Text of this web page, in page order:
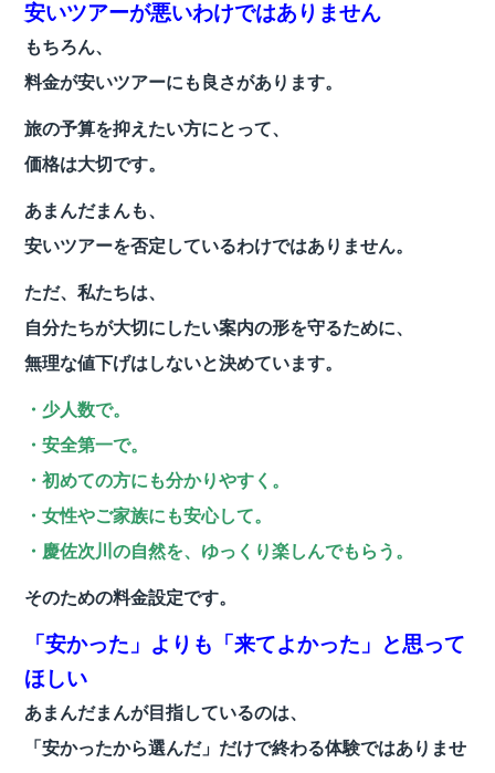
安いツアーが悪いわけではありません
もちろん、
料金が安いツアーにも良さがあります。
旅の予算を抑えたい方にとって、
価格は大切です。
あまんだまんも、
安いツアーを否定しているわけではありません。
ただ、私たちは、
自分たちが大切にしたい案内の形を守るために、
無理な値下げはしないと決めています。
・少人数で。
・安全第一で。
・初めての方にも分かりやすく。
・女性やご家族にも安心して。
・慶佐次川の自然を、ゆっくり楽しんでもらう。
そのための料金設定です。
「安かった」よりも「来てよかった」と思って
ほしい
あまんだまんが目指しているのは、
「安かったから選んだ」だけで終わる体験ではありませ